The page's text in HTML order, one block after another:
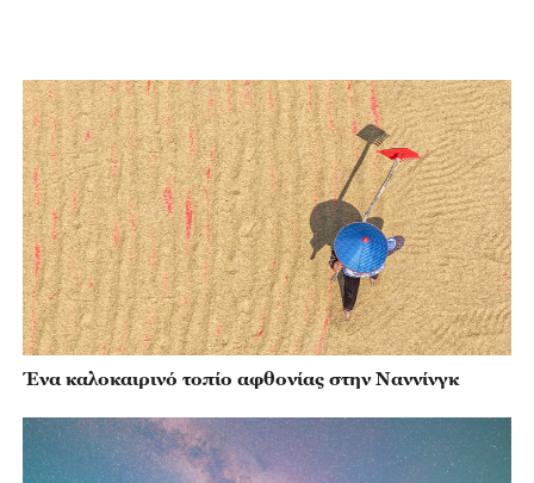
Ένα καλοκαιρινό τοπίο αφθονίας στην Ναννίνγκ